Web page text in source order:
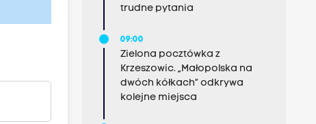
trudne pytania
09:00
Zielona pocztówka z
Krzeszowic. „Małopolska na
dwóch kółkach” odkrywa
kolejne miejsca